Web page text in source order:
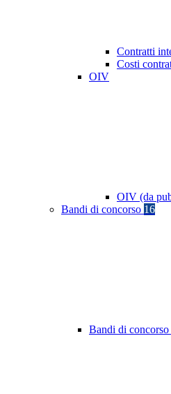
Contratti
Costi
OIV
OIV (da
Bandi di concorso 16
Bandi di concorso